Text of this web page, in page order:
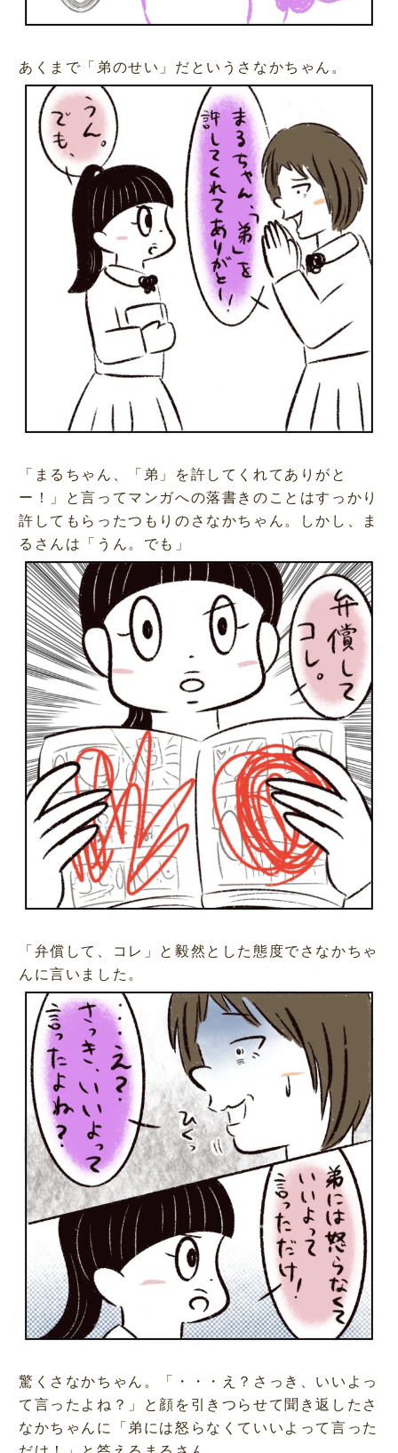
あくまで「弟のせい」だというさなかちゃん。
「まるちゃん、「弟」を許してくれてありがと
ー！」と言ってマンガへの落書きのことはすっかり
許してもらったつもりのさなかちゃん。しかし、ま
るさんは「うん。でも」
「弁償して、コレ」と毅然とした態度でさなかちゃ
んに言いました。
驚くさなかちゃん。「・・・え？さっき、いいよっ
て言ったよね？」と顔を引きつらせて聞き返したさ
なかちゃんに「弟には怒らなくていいよって言った